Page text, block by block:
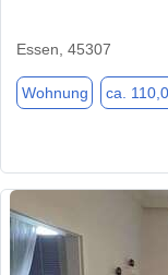
Essen, 45307
Wohnung ca.